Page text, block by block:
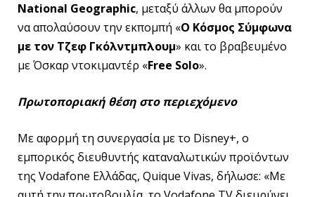
National Geographic, μεταξύ άλλων θα μπορούν
να απολαύσουν την εκπομπή «Ο Κόσμος Σύμφωνα
με τον Τζεφ Γκόλντμπλουμ» και το βραβευμένο
με Όσκαρ ντοκιμαντέρ «Free Solo».
Πρωτοποριακή θέση στο περιεχόμενο
Με αφορμή τη συνεργασία με το Disney+, ο
εμπορικός διευθυντής καταναλωτικών προϊόντων
της Vodafone Ελλάδας, Quique Vivas, δήλωσε: «Με